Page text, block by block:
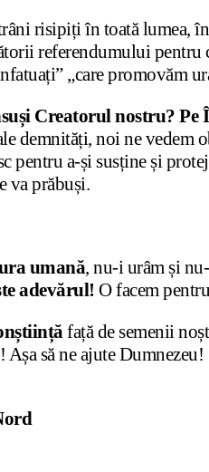
risipiți în toată lumea,
referendumului pentru
„care promovăm
Creatorul nostru? Pe
demnități, noi ne vedem
a-și susține și
va prăbuși.
umană, nu-i urâm și
adevărul! O facem
față de semenii
Așa să ne ajute Dumnezeu!